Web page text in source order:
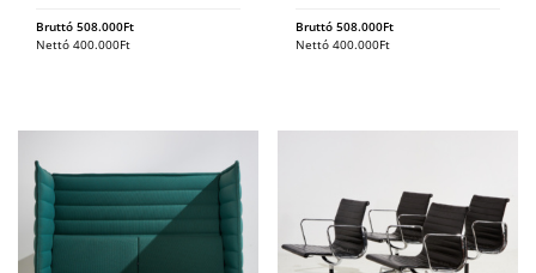
Bruttó 508.000Ft
Nettó 400.000Ft
Bruttó508.000Ft
Nettó400.000Ft